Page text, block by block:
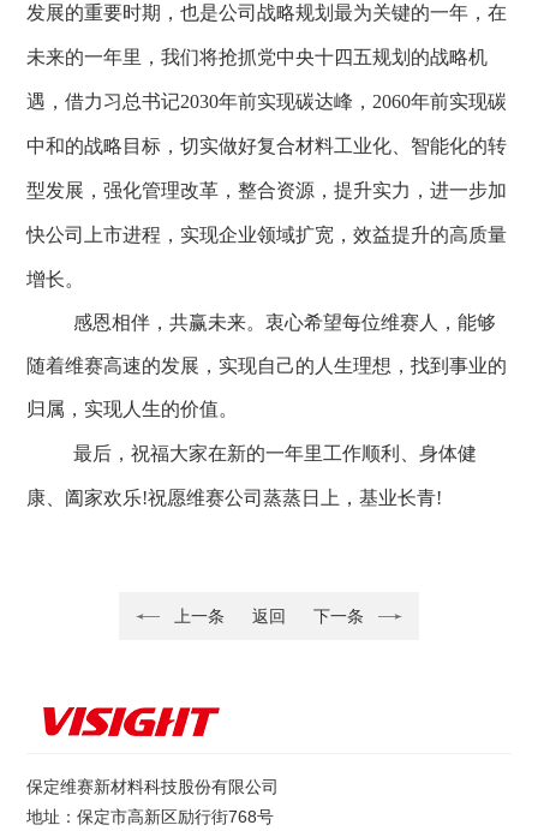
发展的重要时期 ，也是公司战略规划最为关键的一年，在
未来的一年里，我们将抢抓党中央十四五规划的战略机
遇，借力习总书记2030年前实现碳达峰，2060年前实现碳
中和的战略目标，切实做好复合材料工业化、智能化的转
型发展，强化管理改革，整合资源，提升实力，进一步加
快公司上市进程，实现企业领域扩宽，效益提升的高质量
增长。
感恩相伴，共赢未来。衷心希望每位维赛人 ，能够
随着维赛高速的发展，实现自己的人生理想，找到事业的
归属，实现人生的价值。
最后，祝福大家在新的一年里工作顺利、身体健
康、阖家欢乐!祝愿维赛公司蒸蒸日上，基业长青!
上一条 下一条
返回
保定维赛新材料科技股份有限公司
地址：保定市高新区励行街768号